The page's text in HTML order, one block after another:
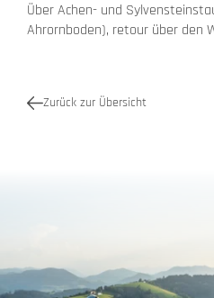
Über Achen- und
Ahrornboden), retour über den
Zurück zur Übersicht